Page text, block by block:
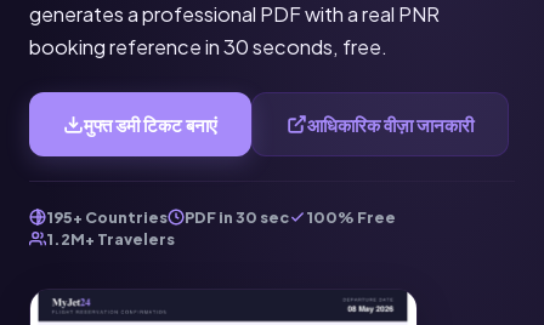
generates a professional PDF with a real PNR
booking reference in 30 seconds, free.
मुफ्त डमी टिकट बनाएं आधिकारिक वीज़ा जानकारी
195+ Countries PDF in 30 sec
100% Free
1.2M+ Travelers